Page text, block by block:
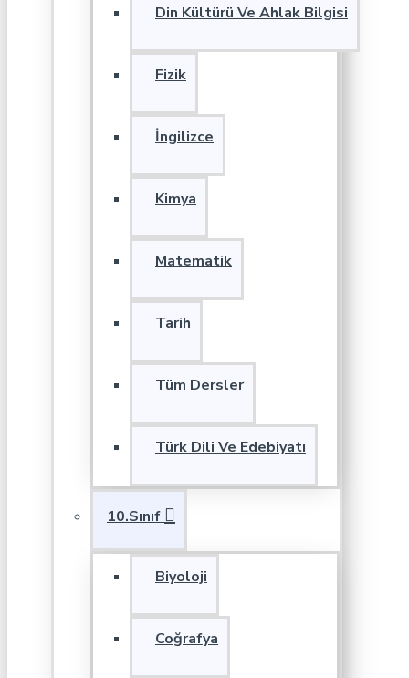
Din Kültürü Ve Ahlak Bilgisi
Fizik
İngilizce
Kimya
Matematik
Tarih
Tüm Dersler
Türk Dili Ve Edebiyatı
10.Sınıf
Biyoloji
Coğrafya